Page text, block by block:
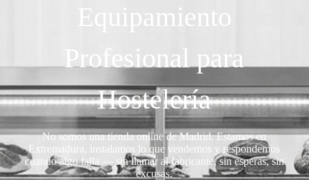
Equipamiento
Profesional para
Hostelería
No somos una tienda online de Madrid. Estamos en
Extremadura, instalamos lo que vendemos y respondemos
cuando algo falla — sin llamar al fabricante, sin esperas, sin
excusas.